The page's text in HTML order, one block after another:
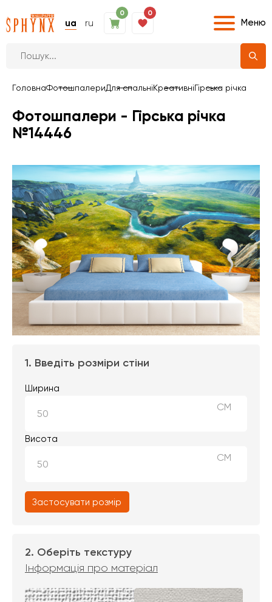
ua ru
0 0
Меню
ГоловнаФотошпалериДля спальніКреативніГірська річка
Фотошпалери - Гірська річка
№14446
1. Введіть розміри стіни
Ширина
СМ
Висота
СМ
Застосувати розмір
2. Оберіть текстуру
Інформація про матеріал